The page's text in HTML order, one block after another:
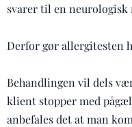
svarer til en neurologisk
Derfor gør allergitesten
Behandlingen vil dels
klient stopper med
anbefales det at man